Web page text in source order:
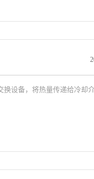
换设备，将热量传递给冷却